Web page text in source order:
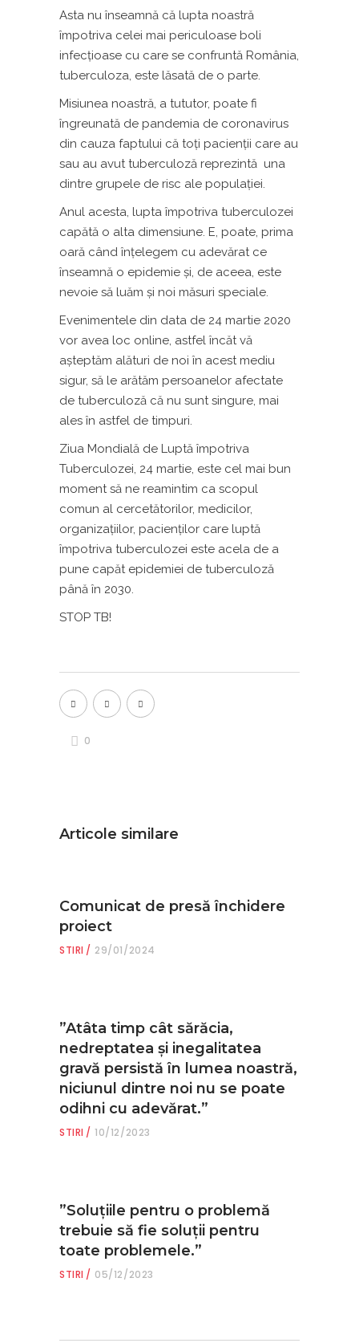
Asta nu înseamnă că lupta noastră
împotriva celei mai periculoase boli
infecțioase cu care se confruntă România,
tuberculoza, este lăsată de o parte.
Misiunea noastră, a tututor, poate fi
îngreunată de pandemia de coronavirus
din cauza faptului că toți pacienții care au
sau au avut tuberculoză reprezintă una
dintre grupele de risc ale populației.
Anul acesta, lupta împotriva tuberculozei
capătă o alta dimensiune. E, poate, prima
oară când înțelegem cu adevărat ce
înseamnă o epidemie și, de aceea, este
nevoie să luăm și noi măsuri speciale.
Evenimentele din data de 24 martie 2020
vor avea loc online, astfel încăt vă
așteptăm alături de noi în acest mediu
sigur, să le arătăm persoanelor afectate
de tuberculoză că nu sunt singure, mai
ales în astfel de timpuri.
Ziua Mondială de Luptă împotriva
Tuberculozei, 24 martie, este cel mai bun
moment să ne reamintim ca scopul
comun al cercetătorilor, medicilor,
organizațiilor, pacienților care luptă
împotriva tuberculozei este acela de a
pune capăt epidemiei de tuberculoză
până în 2030.
STOP TB!
0
Articole similare
Comunicat de presă închidere
proiect
STIRI 29/01/2024
”Atâta timp cât sărăcia,
nedreptatea și inegalitatea
gravă persistă în lumea noastră,
niciunul dintre noi nu se poate
odihni cu adevărat.”
STIRI 10/12/2023
”Soluțiile pentru o problemă
trebuie să fie soluții pentru
toate problemele.”
STIRI 05/12/2023